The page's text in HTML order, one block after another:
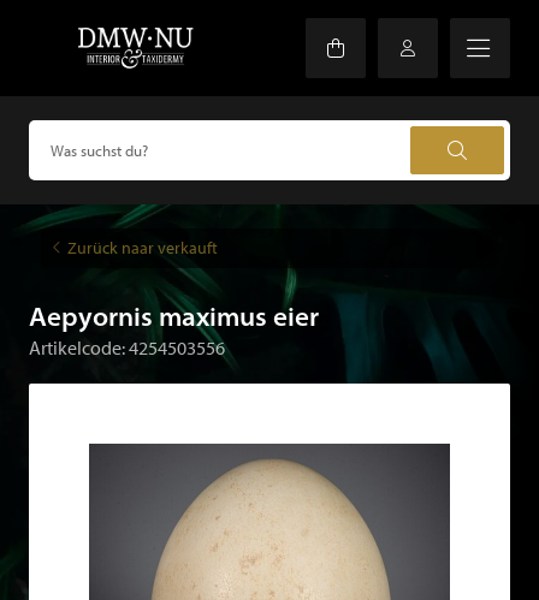
Zurück naar verkauft
Aepyornis maximus eier
Artikelcode: 4254503556